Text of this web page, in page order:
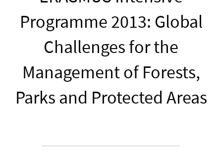
Programme 2013: Global
Challenges for the
Management of Forests,
Parks and Protected Areas